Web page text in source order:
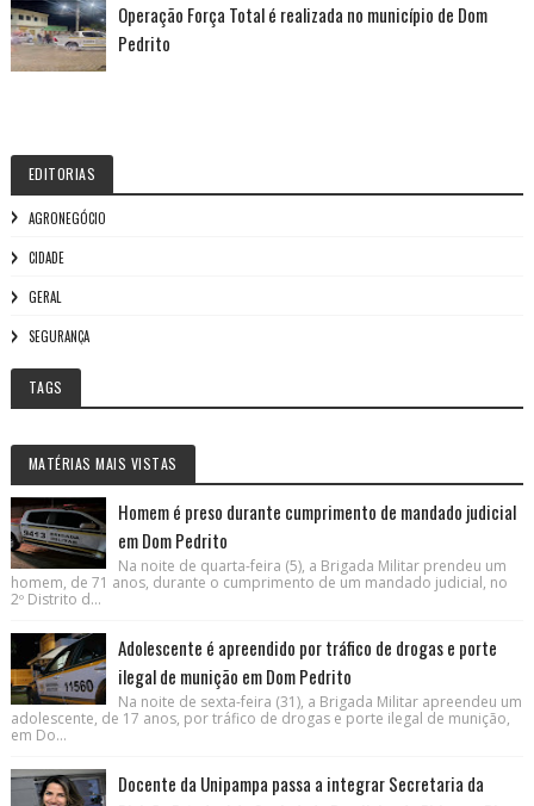
Operação Força Total é realizada no município de Dom
Pedrito
EDITORIAS
AGRONEGÓCIO
CIDADE
GERAL
SEGURANÇA
TAGS
MATÉRIAS MAIS VISTAS
Homem é preso durante cumprimento de mandado judicial
em Dom Pedrito
Na noite de quarta-feira (5), a Brigada Militar prendeu um
homem, de 71 anos, durante o cumprimento de um mandado judicial, no
2º Distrito d...
Adolescente é apreendido por tráfico de drogas e porte
ilegal de munição em Dom Pedrito
Na noite de sexta-feira (31), a Brigada Militar apreendeu um
adolescente, de 17 anos, por tráfico de drogas e porte ilegal de munição,
em Do...
Docente da Unipampa passa a integrar Secretaria da